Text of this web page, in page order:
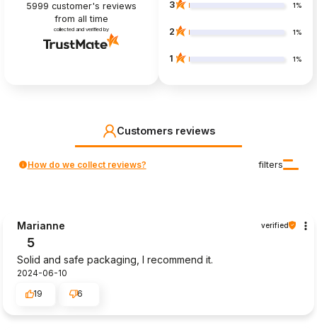
5999 customer's reviews
from all time
collected and verified by
3 1%
2 1%
1 1%
Customers reviews
filters
How do we collect reviews?
Marianne verified
5
Solid and safe packaging, I recommend it.
2024-06-10
19
6